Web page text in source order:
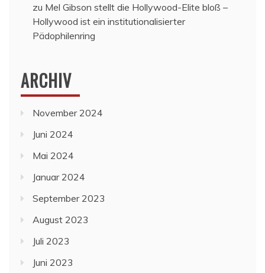
zu Mel Gibson stellt die Hollywood-Elite bloß –
Hollywood ist ein institutionalisierter
Pädophilenring
ARCHIV
November 2024
Juni 2024
Mai 2024
Januar 2024
September 2023
August 2023
Juli 2023
Juni 2023